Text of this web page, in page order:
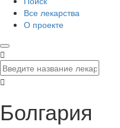
Все лекарства
О проекте
Болгария